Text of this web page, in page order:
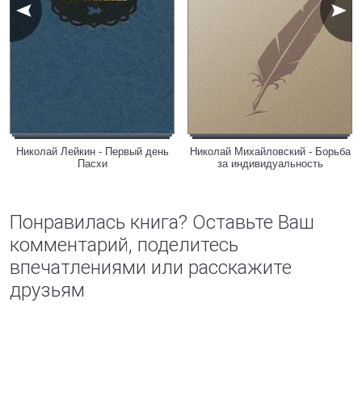
Николай Лейкин - Первый день
Пасхи
Николай Михайловский - Борьба
за индивидуальность
Понравилась книга? Оставьте Ваш
комментарий, поделитесь
впечатлениями или расскажите
друзьям